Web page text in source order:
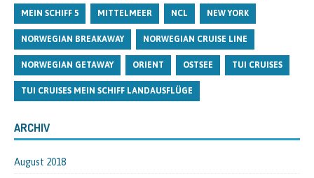
MEIN SCHIFF 5 MITTELMEER NCL NEW YORK
NORWEGIAN BREAKAWAY NORWEGIAN CRUISE LINE
NORWEGIAN GETAWAY ORIENT OSTSEE TUI CRUISES
TUI CRUISES MEIN SCHIFF LANDAUSFLÜGE
ARCHIV
August 2018